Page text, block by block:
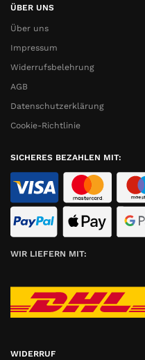
ÜBER UNS
Über uns
Impressum
Widerrufsbelehrung
AGB
Datenschutzerklärung
Cookie-Richtlinie
SICHERES BEZAHLEN MIT:
WIR LIEFERN MIT:
WIDERRUF